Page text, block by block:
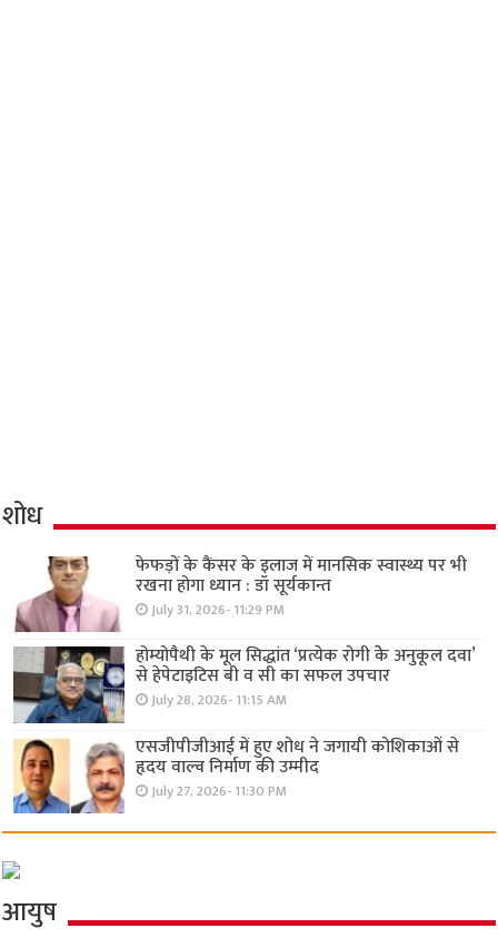
शोध
फेफड़ों के कैंसर के इलाज में मानसिक स्वास्थ्य पर भी
रखना होगा ध्यान : डॉ सूर्यकान्त
July 31, 2026- 11:29 PM
होम्योपैथी के मूल सिद्धांत ‘प्रत्येक रोगी केे अनुकूल दवा’
से हेपेटाइटिस बी व सी का सफल उपचार
July 28, 2026- 11:15 AM
एसजीपीजीआई में हुए शोध ने जगायी कोशिकाओं से
हृदय वाल्व निर्माण की उम्मीद
July 27, 2026- 11:30 PM
आयुष